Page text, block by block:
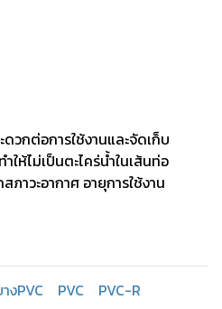
ดวกต่อการใช้งานและจัดเก็บ
ให้ไม่เป็นตะไคร่น้ำในเส้นท่อ
าวะอากาศ อายุการใช้งาน
งPVC PVC
PVC-R